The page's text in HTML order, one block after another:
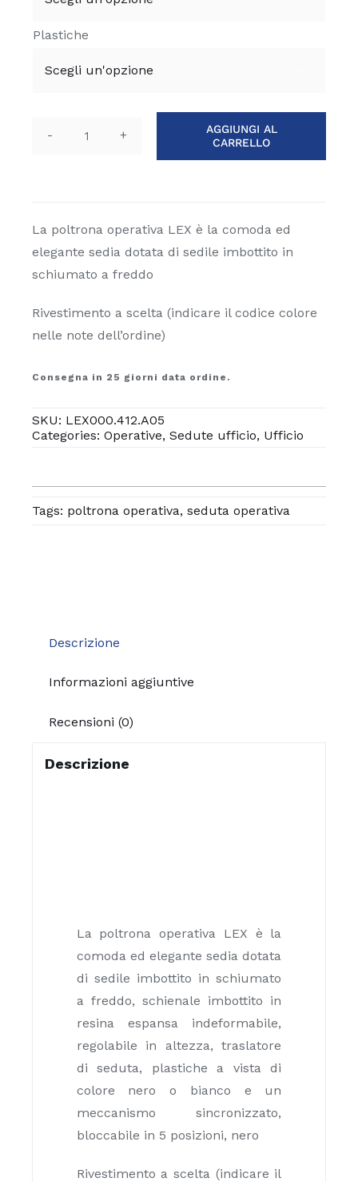
Plastiche
Poltrona
AGGIUNGI AL
CARRELLO
La poltrona operativa LEX è la comoda ed
elegante sedia dotata di sedile imbottito in
schiumato a freddo
Rivestimento a scelta (indicare il codice colore
nelle note dell’ordine)
Consegna in 25 giorni data ordine.
SKU: LEX000.412.A05
Categories: Operative, Sedute ufficio, Ufficio
Tags: poltrona operativa, seduta operativa
Descrizione
Informazioni aggiuntive
Recensioni (0)
Descrizione
La poltrona operativa LEX è la
comoda ed elegante sedia dotata
di sedile imbottito in schiumato
a freddo, schienale imbottito in
resina espansa indeformabile,
regolabile in altezza, traslatore
di seduta, plastiche a vista di
colore nero o bianco e un
meccanismo sincronizzato,
bloccabile in 5 posizioni, nero
Rivestimento a scelta (indicare il